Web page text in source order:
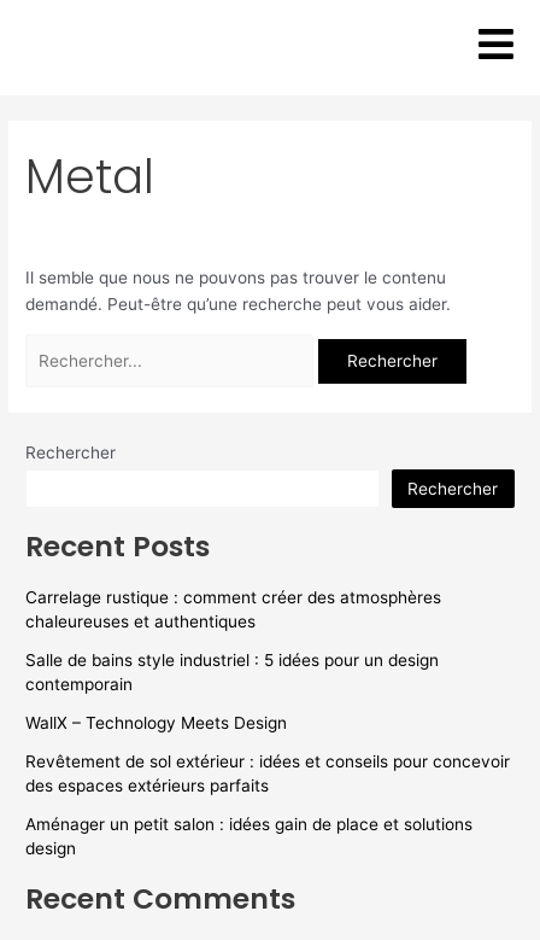
Metal
Il semble que nous ne pouvons pas trouver le contenu
demandé. Peut-être qu’une recherche peut vous aider.
Rechercher
Rechercher
Recent Posts
Carrelage rustique : comment créer des atmosphères
chaleureuses et authentiques
Salle de bains style industriel : 5 idées pour un design
contemporain
WallX – Technology Meets Design
Revêtement de sol extérieur : idées et conseils pour concevoir
des espaces extérieurs parfaits
Aménager un petit salon : idées gain de place et solutions
design
Recent Comments